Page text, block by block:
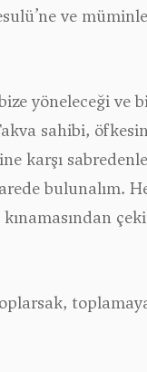
ve
yöneleceği
sahibi,
karşı
bulunalım.
kınamasından